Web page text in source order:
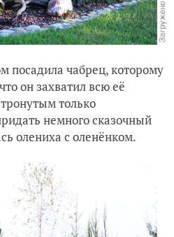
посадила чабрец, которому
он захватил всю её
только
немного сказочный
олениха с оленёнком.